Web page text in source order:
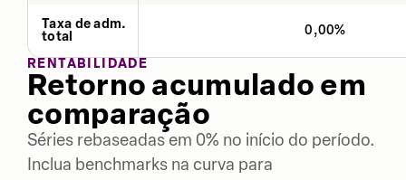
Taxa de adm.
total
0,00%
RENTABILIDADE
Retorno acumulado em
comparação
Séries rebaseadas em 0% no início do período.
Inclua benchmarks na curva para